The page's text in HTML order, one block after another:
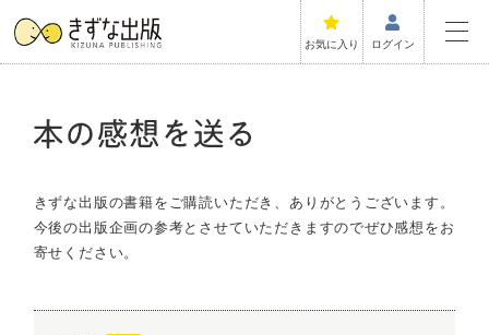
お気に入り ログイン
きずな出版の書籍をご購読いただき、ありがとうございます。
今後の出版企画の参考とさせていただきますのでぜひ感想をお
寄せください。